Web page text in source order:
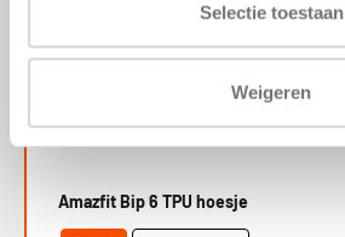
Selectie toestaan
Weigeren
Bespaar 20%
Amazfit Bip 6 TPU hoesje